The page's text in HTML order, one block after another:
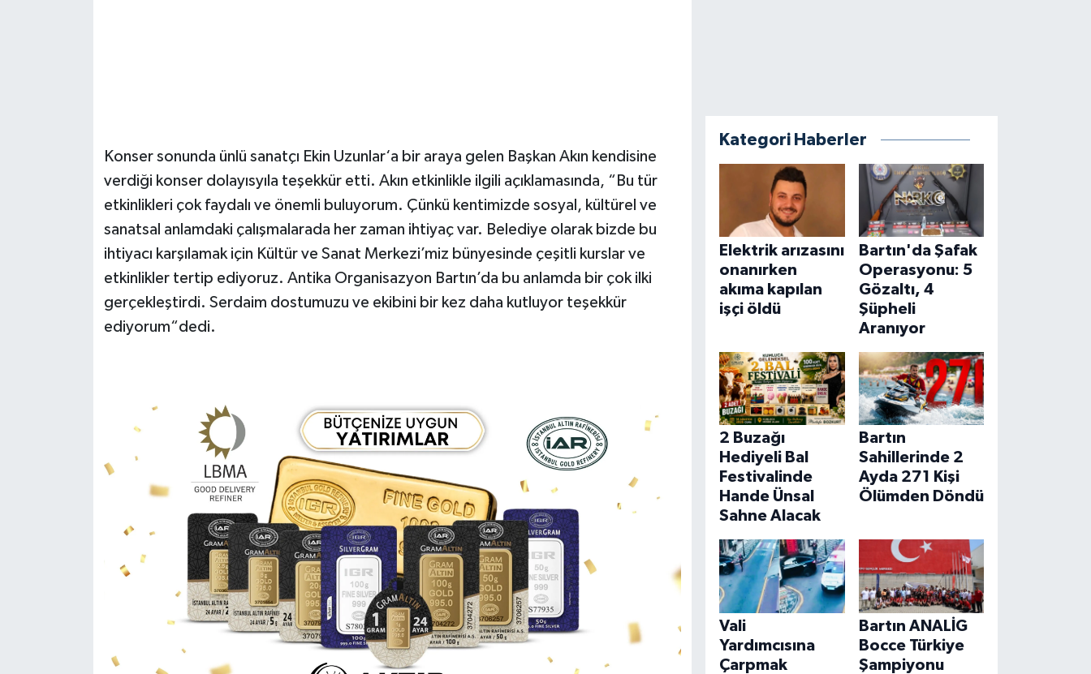
Konser sonunda ünlü sanatçı Ekin Uzunlar‘a bir araya gelen Başkan Akın kendisine
verdiği konser dolayısyıla teşekkür etti. Akın etkinlikle ilgili açıklamasında, “Bu tür
etkinlikleri çok faydalı ve önemli buluyorum. Çünkü kentimizde sosyal, kültürel ve
sanatsal anlamdaki çalışmalarada her zaman ihtiyaç var. Belediye olarak bizde bu
ihtiyacı karşılamak için Kültür ve Sanat Merkezi’miz bünyesinde çeşitli kurslar ve
etkinlikler tertip ediyoruz. Antika Organisazyon Bartın’da bu anlamda bir çok ilki
gerçekleştirdi. Serdaim dostumuzu ve ekibini bir kez daha kutluyor teşekkür
ediyorum“dedi.
Kategori Haberler
Elektrik arızasını
onanırken
akıma kapılan
işçi öldü
Bartın'da Şafak
Operasyonu: 5
Gözaltı, 4
Şüpheli
Aranıyor
2 Buzağı
Hediyeli Bal
Festivalinde
Hande Ünsal
Sahne Alacak
Bartın
Sahillerinde 2
Ayda 271 Kişi
Ölümden Döndü
Vali
Yardımcısına
Çarpmak
Bartın ANALİG
Bocce Türkiye
Şampiyonu